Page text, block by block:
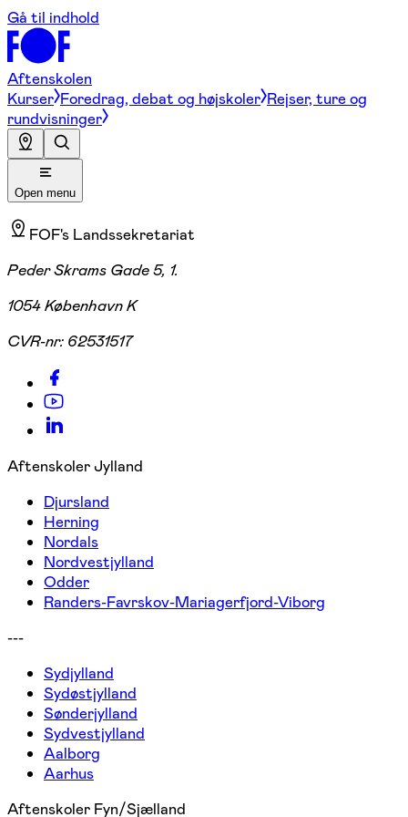
Gå til indhold
Aftenskolen
Kurser Foredrag, debat og højskoler Rejser, ture og
rundvisninger
Open menu
FOF's Landssekretariat
Peder Skrams Gade 5, 1.
1054 København K
CVR-nr: 62531517
Aftenskoler Jylland
Djursland
Herning
Nordals
Nordvestjylland
Odder
Randers-Favrskov-Mariagerfjord-Viborg
---
Sydjylland
Sydøstjylland
Sønderjylland
Sydvestjylland
Aalborg
Aarhus
Aftenskoler Fyn/Sjælland